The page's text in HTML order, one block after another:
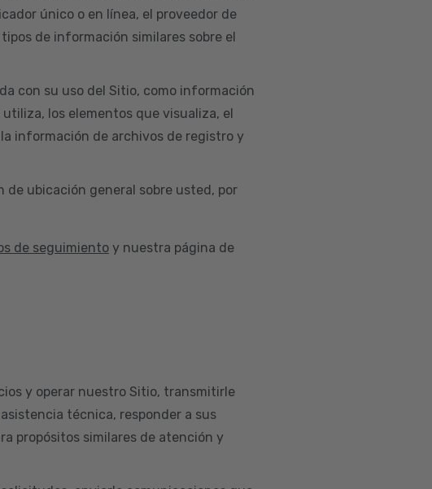
único o en línea, el proveedor de
de información similares sobre el
con su uso del Sitio, como información
los elementos que visualiza, el
información de archivos de registro y
de ubicación general sobre usted, por
de seguimiento y nuestra página de
y operar nuestro Sitio, transmitirle
técnica, responder a sus
propósitos similares de atención y